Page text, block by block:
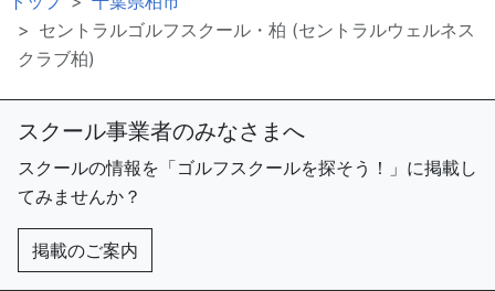
セントラルゴルフスクール・柏 (セントラルウェルネス
クラブ柏)
スクール事業者のみなさまへ
スクールの情報を「ゴルフスクールを探そう！」に掲載し
てみませんか？
掲載のご案内